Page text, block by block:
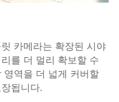
카메라는 확장된 시야
를 더 멀리 확보할 수
영역을 더 넓게 커버할
됩니다.